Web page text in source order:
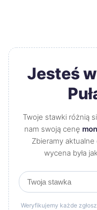
Jesteś
Twoje stawki różnią
nam swoją cenę
Zbieramy
wycena była
Weryfikujemy każde